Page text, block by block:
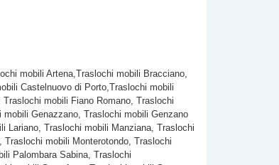
mobili Artena,Traslochi mobili Bracciano,
Castelnuovo di Porto,Traslochi mobili
mobili Fiano Romano, Traslochi
Genazzano, Traslochi mobili Genzano
Lariano, Traslochi mobili Manziana, Traslochi
mobili Monterotondo, Traslochi
Palombara Sabina, Traslochi